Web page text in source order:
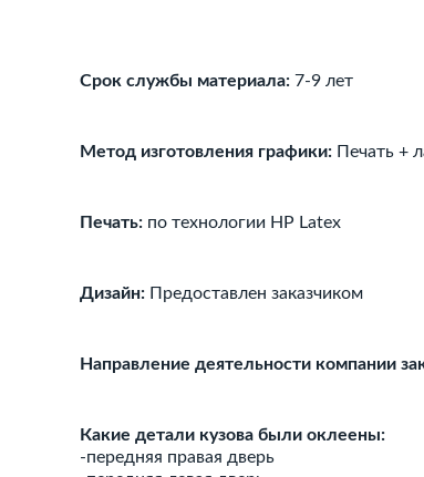
Срок службы материала: 7-9 лет
Метод изготовления графики: Печать +
Печать: по технологии HP Latex
Дизайн: Предоставлен заказчиком
Направление деятельности компании
Какие детали кузова были оклеены:
-передняя правая дверь